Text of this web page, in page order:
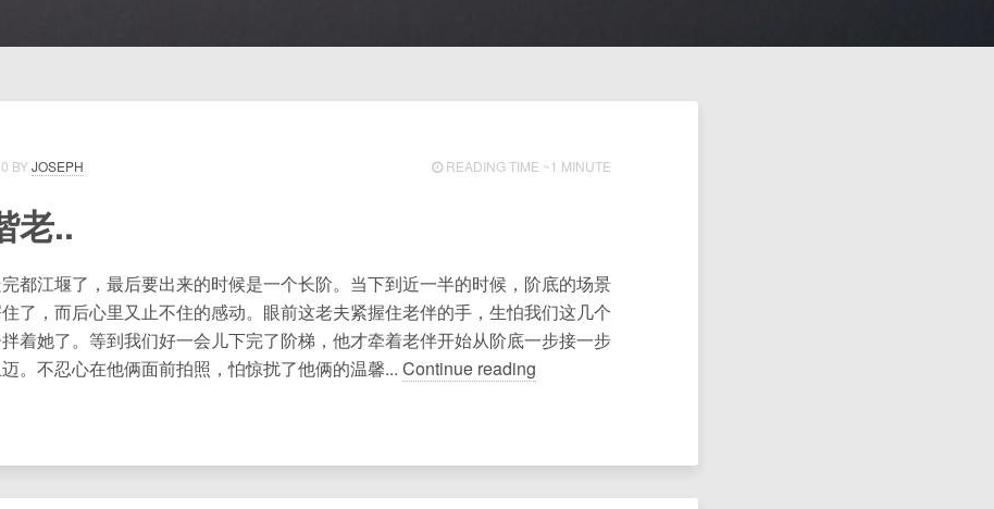
JOSEPH READING TIME ~1 MINUTE
老..
都江堰了，最后要出来的时候是一个长阶。当下到近一半的时候，阶底的场景
了，而后心里又止不住的感动。眼前这老夫紧握住老伴的手，生怕我们这几个
着她了。等到我们好一会儿下完了阶梯，他才牵着老伴开始从阶底一步接一步
。不忍心在他俩面前拍照，怕惊扰了他俩的温馨... Continue reading